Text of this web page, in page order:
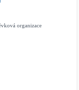
organizace